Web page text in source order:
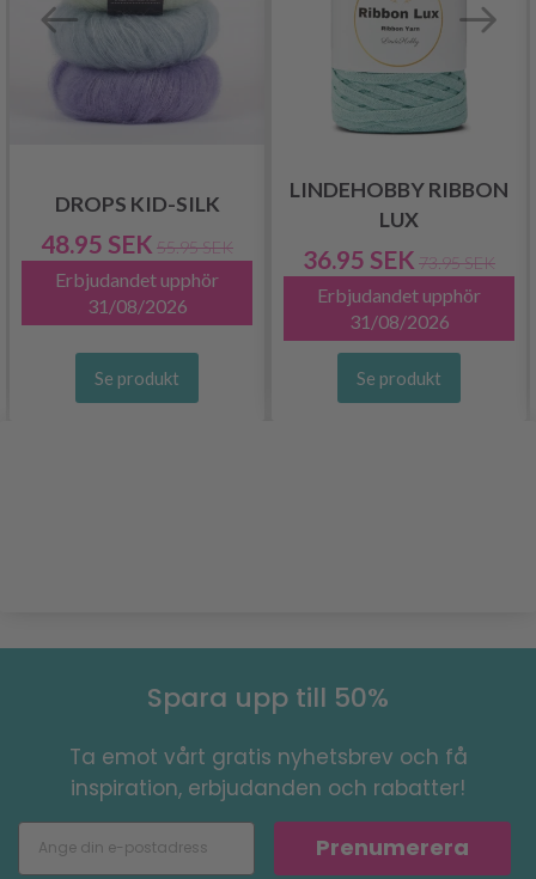
DROPS KID-SILK
48.95 SEK 55.95 SEK
Erbjudandet upphör
31/08/2026
Se produkt
LINDEHOBBY RIBBON
LUX
36.95 SEK 73.95 SEK
Erbjudandet upphör
31/08/2026
Se produkt
Spara upp till 50%
Ta emot vårt gratis nyhetsbrev och få
inspiration, erbjudanden och rabatter!
Prenumerera